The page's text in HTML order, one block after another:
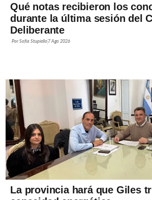
Qué notas recibieron los
durante la última sesión del
Deliberante
PorSofía Stupiello 7 Ago 2026
La provincia hará que Giles